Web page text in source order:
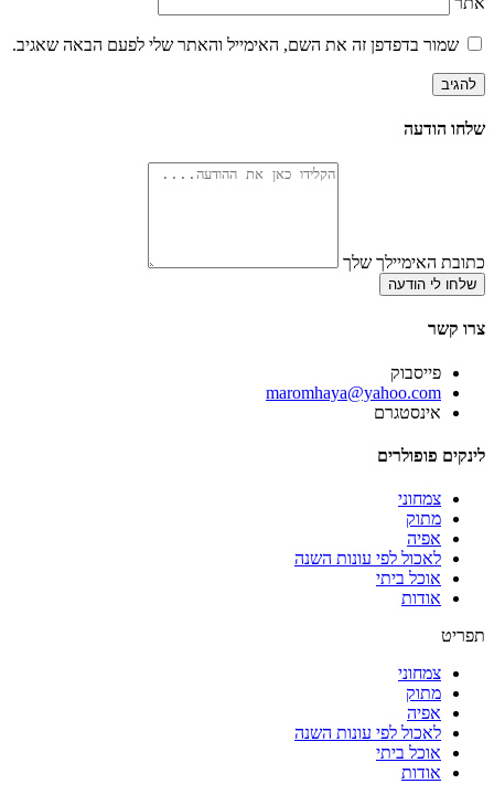
שמור בדפדפן זה את השם, האימייל והאתר שלי לפעם הבאה שאגיב.
שלחו הודעה
כתובת האימיילך שלך
שלחו לי הודעה
צרו קשר
פייסבוק
‫maromhaya@yahoo.com
אינסטגרם
לינקים פופולרים
צמחוני
מתוק
אפיה
לאכול לפי עונות השנה
אוכל ביתי
אודות
תפריט
צמחוני
מתוק
אפיה
לאכול לפי עונות השנה
אוכל ביתי
אודות